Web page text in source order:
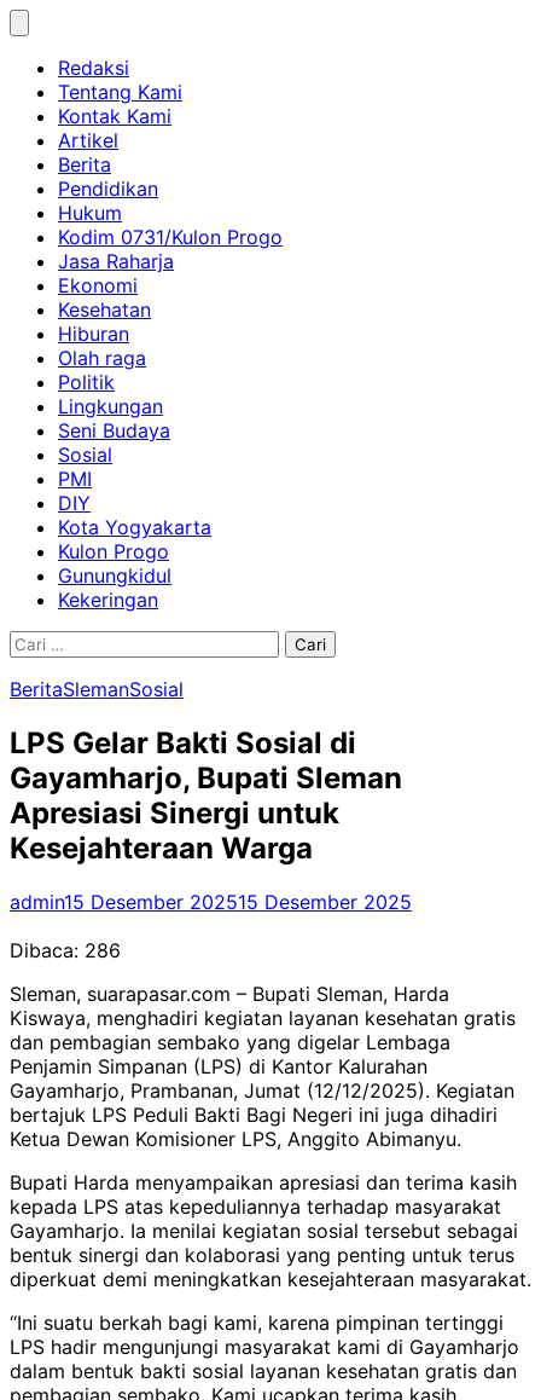
Skip
contentRedaksi
Tentang Kami
Kontak Kami
Artikel
Berita
Pendidikan
Hukum
Kodim 0731/Kulon Progo
Jasa Raharja
Ekonomi
Kesehatan
Hiburan
Olah raga
Politik
Lingkungan
Seni Budaya
Sosial
PMI
DIY
Kota Yogyakarta
Kulon Progo
Gunungkidul
Kekeringan
Cari
BeritaSlemanSosial
LPS Gelar Bakti Sosial di
Gayamharjo, Bupati Sleman
Apresiasi Sinergi untuk
Kesejahteraan Warga
admin15 Desember 202515 Desember 2025
Dibaca: 286
Sleman, suarapasar.com – Bupati Sleman, Harda
Kiswaya, menghadiri kegiatan layanan kesehatan gratis
dan pembagian sembako yang digelar Lembaga
Penjamin Simpanan (LPS) di Kantor Kalurahan
Gayamharjo, Prambanan, Jumat (12/12/2025). Kegiatan
bertajuk LPS Peduli Bakti Bagi Negeri ini juga dihadiri
Ketua Dewan Komisioner LPS, Anggito Abimanyu.
Bupati Harda menyampaikan apresiasi dan terima kasih
kepada LPS atas kepeduliannya terhadap masyarakat
Gayamharjo. Ia menilai kegiatan sosial tersebut sebagai
bentuk sinergi dan kolaborasi yang penting untuk terus
diperkuat demi meningkatkan kesejahteraan masyarakat.
“Ini suatu berkah bagi kami, karena pimpinan tertinggi
LPS hadir mengunjungi masyarakat kami di Gayamharjo
dalam bentuk bakti sosial layanan kesehatan gratis dan
pembagian sembako. Kami ucapkan terima kasih